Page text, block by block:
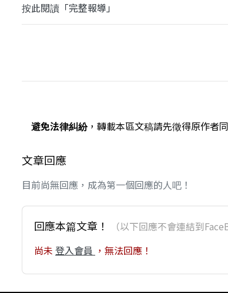
按此閱讀「完整報導」
避免法律糾紛，轉載本區文稿請先徵得原作者同
文章回應
目前尚無回應，成為第一個回應的人吧！
回應本篇文章！ （以下回應不會連結到
尚未 登入會員 ，無法回應！